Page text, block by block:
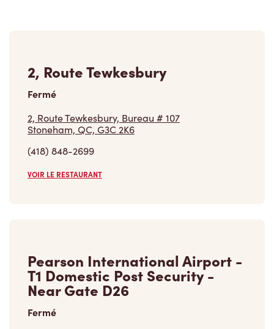
2, Route Tewkesbury
Fermé
2, Route Tewkesbury, Bureau # 107
Stoneham, QC, G3C 2K6
(418) 848-2699
VOIR LE RESTAURANT
Pearson International Airport -
T1 Domestic Post Security -
Near Gate D26
Fermé